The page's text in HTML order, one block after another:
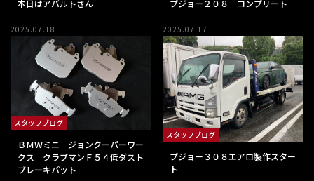
本日はアバルトさん プジョー２０８ コンプリート
2025.07.18
スタッフブログ
ＢＭＷミニ ジョンクーパーワー
クス クラブマンＦ５４低ダスト
ブレーキパット
2025.07.17
スタッフブログ
プジョー３０８エアロ製作スター
ト